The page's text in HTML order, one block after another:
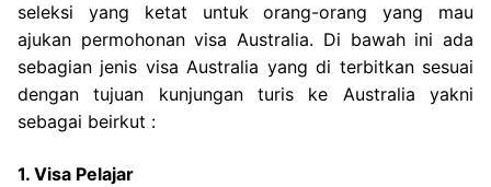
seleksi yang ketat untuk orang-orang yang mau
ajukan permohonan visa Australia. Di bawah ini ada
sebagian jenis visa Australia yang di terbitkan sesuai
dengan tujuan kunjungan turis ke Australia yakni
sebagai beirkut :
1. Visa Pelajar